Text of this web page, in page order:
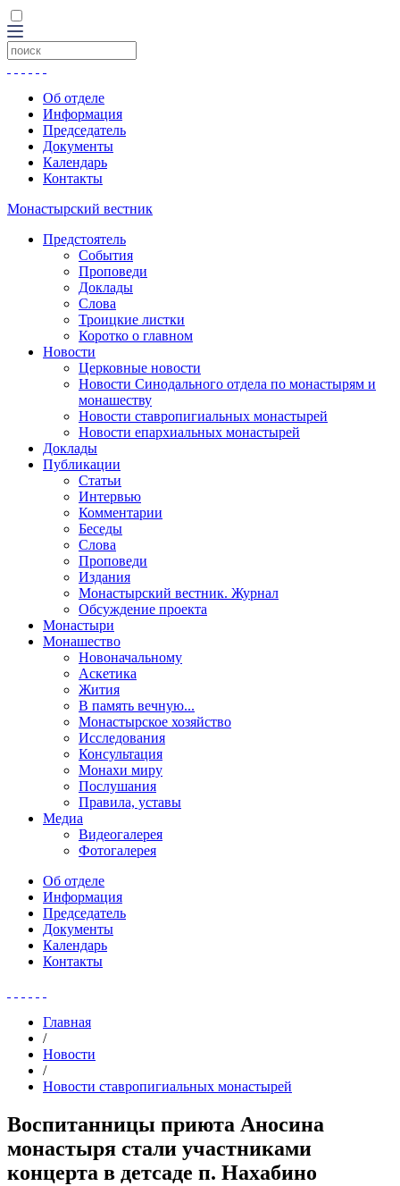
Об отделе
Информация
Председатель
Документы
Календарь
Контакты
Монастырский вестник
Предстоятель
События
Проповеди
Доклады
Слова
Троицкие листки
Коротко о главном
Новости
Церковные новости
Новости Синодального отдела по монастырям и
монашеству
Новости ставропигиальных монастырей
Новости епархиальных монастырей
Доклады
Публикации
Статьи
Интервью
Комментарии
Беседы
Слова
Проповеди
Издания
Монастырский вестник. Журнал
Обсуждение проекта
Монастыри
Монашество
Новоначальному
Аскетика
Жития
В память вечную...
Монастырское хозяйство
Исследования
Консультация
Монахи миру
Послушания
Правила, уставы
Медиа
Видеогалерея
Фотогалерея
Об отделе
Информация
Председатель
Документы
Календарь
Контакты
Главная
/
Новости
/
Новости ставропигиальных монастырей
Воспитанницы приюта Аносина
монастыря стали участниками
концерта в детсаде п. Нахабино